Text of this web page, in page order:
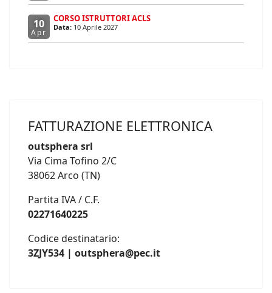
10
Apr
CORSO ISTRUTTORI ACLS
Data: 10 Aprile 2027
FATTURAZIONE ELETTRONICA
outsphera srl
Via Cima Tofino 2/C
38062 Arco (TN)
Partita IVA / C.F.
02271640225
Codice destinatario:
3ZJY534 | outsphera@pec.it